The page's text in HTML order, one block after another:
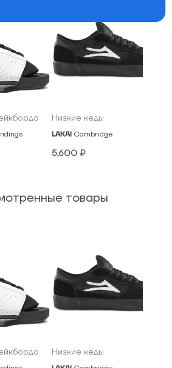
Низкие кеды
LAKAI Cambridge
5,600 ₽
товары
Низкие кеды